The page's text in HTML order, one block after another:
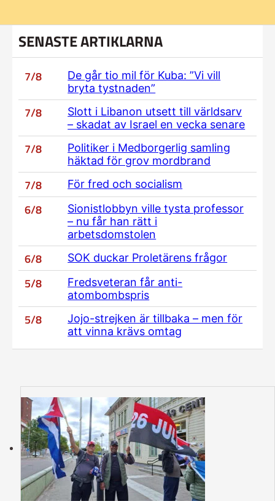
SENASTE ARTIKLARNA
7/8
De går tio mil för Kuba: ”Vi vill
bryta tystnaden”
7/8
Slott i Libanon utsett till världsarv
– skadat av Israel en vecka senare
7/8
Politiker i Medborgerlig samling
häktad för grov mordbrand
7/8 För fred och socialism
6/8
Sionistlobbyn ville tysta professor
– nu får han rätt i
arbetsdomstolen
6/8 SOK duckar Proletärens frågor
5/8
Fredsveteran får anti-
atombombspris
5/8
Jojo-strejken är tillbaka – men för
att vinna krävs omtag